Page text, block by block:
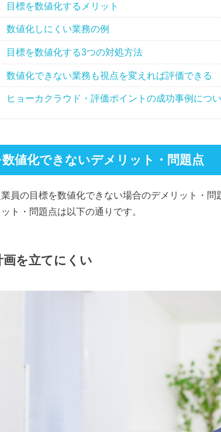
目標を数値化するメリット
数値化しにくい業務の例
目標を数値化する3つの対処方法
数値化できない業務も視点を変えれば評価できる
ヒョーカクラウド・評価ポイントの成功事例につ
数値化できないデメリット・問題点
員の目標を数値化できない場合のデメリット・問
ト・問題点は以下の通りです。
画を立てにくい